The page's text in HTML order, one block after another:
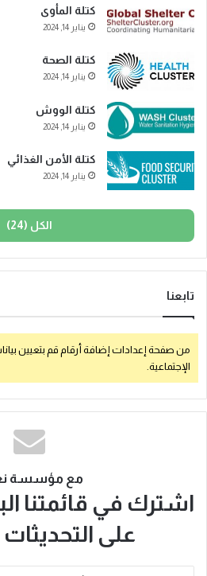
كتلة المأوى
يناير 14, 2024
كتلة الصحة
يناير 14, 2024
كتلة الووش
يناير 14, 2024
كتلة الأمن الغذائي
يناير 14, 2024
الكل (24)
تابعنا
من صفحة إعدادات إضافة أرقام قم بتعيين
الإجتماعية.
مع مؤسسة
اشترك في قائمتنا
على التحديثات